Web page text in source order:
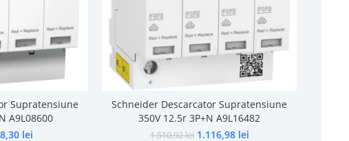
Supratensiune
A9L08600
lei
Schneider Descarcator Supratensiune
350V 12.5r 3P+N A9L16482
1.510,92lei 1.116,98 lei